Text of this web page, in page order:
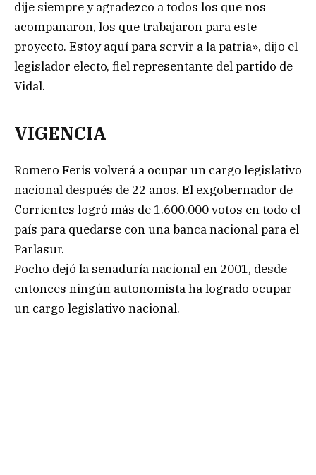
dije siempre y agradezco a todos los que nos
acompañaron, los que trabajaron para este
proyecto. Estoy aquí para servir a la patria», dijo el
legislador electo, fiel representante del partido de
Vidal.
VIGENCIA
Romero Feris volverá a ocupar un cargo legislativo
nacional después de 22 años. El exgobernador de
Corrientes logró más de 1.600.000 votos en todo el
país para quedarse con una banca nacional para el
Parlasur.
Pocho dejó la senaduría nacional en 2001, desde
entonces ningún autonomista ha logrado ocupar
un cargo legislativo nacional.